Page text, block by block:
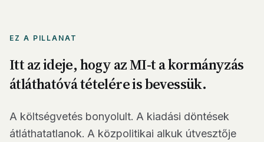
EZ A PILLANAT
Itt az ideje, hogy az MI-t a kormányzás
átláthatóvá tételére is bevessük.
A költségvetés bonyolult. A kiadási döntések
átláthatatlanok. A közpolitikai alkuk útvesztője